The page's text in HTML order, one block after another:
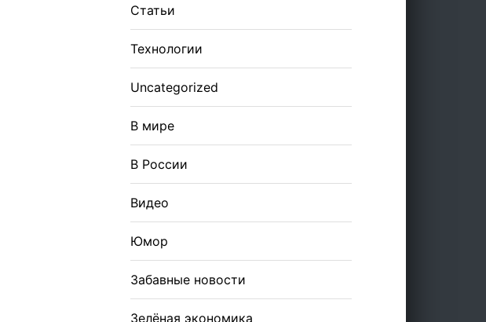
Статьи
Технологии
Uncategorized
В мире
В России
Видео
Юмор
Забавные новости
Зелёная экономика